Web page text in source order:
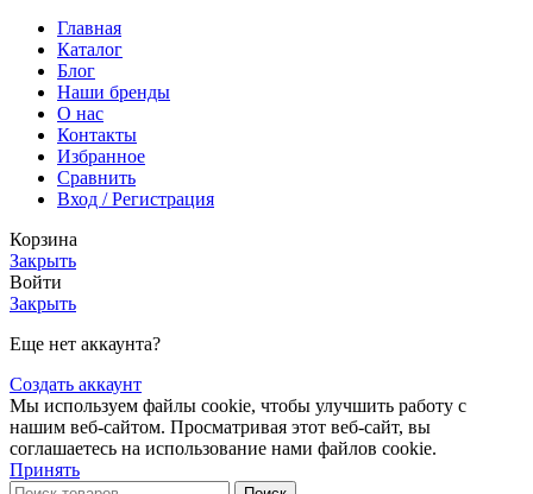
Главная
Каталог
Блог
Наши бренды
О нас
Контакты
Избранное
Сравнить
Вход / Регистрация
Корзина
Закрыть
Войти
Закрыть
Еще нет аккаунта?
Создать аккаунт
Мы используем файлы cookie, чтобы улучшить работу с
нашим веб-сайтом. Просматривая этот веб-сайт, вы
соглашаетесь на использование нами файлов cookie.
Принять